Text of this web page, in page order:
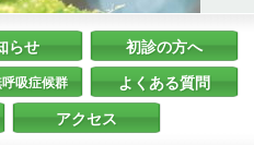
らせ 初診の方へ
呼吸症候群 よくある質問
アクセス